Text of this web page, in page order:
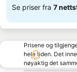
Se priser fra 7
Prisene og
hele tiden. Det
nøyaktig det